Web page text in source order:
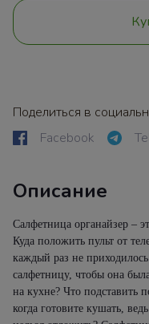
Поделиться в
Facebook
Описание
Салфетница органайзер –
Куда положить пульт от
каждый раз не приходилось
салфетницу, чтобы она
на кухне? Что подставить
когда готовите кушать,